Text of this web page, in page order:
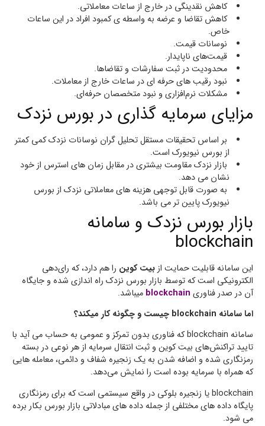
کاهش نقدینگی در خارج از ساعات معاملاتی.
کاهش تقاضا و عرضه به واسطه ی کمبود افراد در این ساعات
خاص.
نوسانات قیمت.
قیمت‌های ناپایدار.
محدودیت در ثبت سفارشات و تقاضاها.
نبود رقیب های حرفه ای در ساعات خارج از معاملات.
مشکلات نرم‌افزاری و نبود متخصصان حرفه‌ای.
مزایای سرمایه گذاری در بورس نزدک
بر اساس تحقیقات مستقل تحلیل گران نوسانات نزدک کمی کمتر
از بورس نیویورک است.
بازار نزدک مقاومت بیشتری در مقابل زمان های استرس از خود
نشان می دهد.
به صورت قابل توجهی هزینه های معاملاتی نزدک از بورس
نیویورک پایین تر می باشد.
بازار بورس نزدک و سامانه
blockchain
این سامانه قابلیت حمایت ازبیت کوین‌ را هم دارد، که رای‌دهی
الکترونیکی است که توسط بازار بورس نزدک راه اندازی شده و جایگاه
آن در صدر فناوری blockchain میباشد.
اما سامانه blockchain چیست و چگونه کار میکند؟
سامانه blockchain که فناوری بدون تمرکز و عمومی به حساب می آید با
تایید تراکنش‌های بیت کوین و ثبت انتقال سرمایه از هر نوعی در بسته
رمزنگاری شده و اضافه شدن به یک زنجیره شفاف و دائمی، معامله هایی
که همراه با سرمایه بوده است را نمایش می‌دهد.
blockchain یا زنجیره بلوکی در واقع سیستمی است که برای رمزنگاری
پایگاه داده های مختلفی از جمله داده های مبادلاتی بازار بورس بکار برده
می شود.